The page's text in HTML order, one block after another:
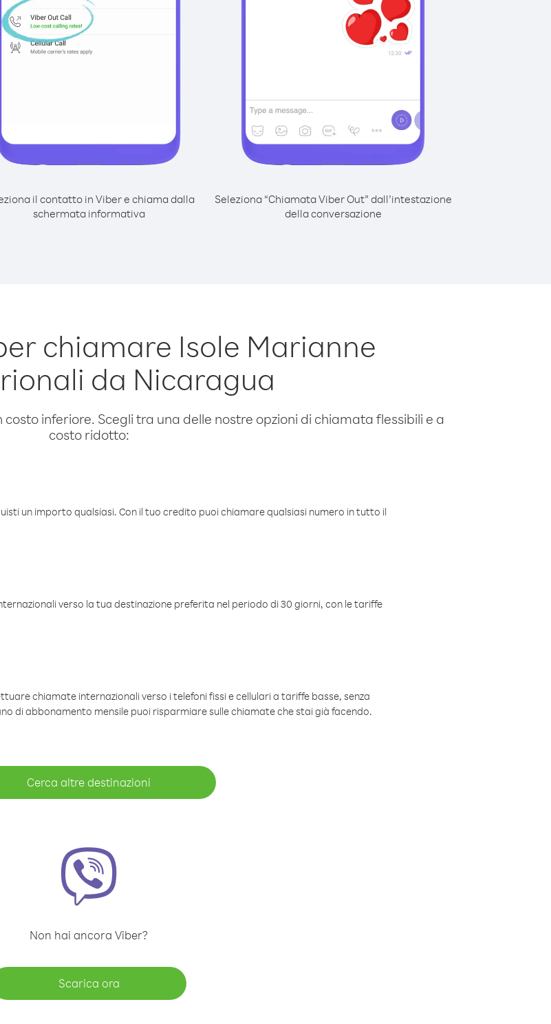
il contatto in Viber e chiama dalla
schermata informativa
Seleziona “Chiamata Viber Out” dall’intestazione
della conversazione
chiamare Isole Marianne
da Nicaragua
inferiore. Scegli tra una delle nostre opzioni di chiamata flessibili e a
costo ridotto:
un importo qualsiasi. Con il tuo credito puoi chiamare qualsiasi numero in tutto il
verso la tua destinazione preferita nel periodo di 30 giorni, con le tariffe
chiamate internazionali verso i telefoni fissi e cellulari a tariffe basse, senza
di abbonamento mensile puoi risparmiare sulle chiamate che stai già facendo.
Cerca altre destinazioni
Non hai ancora Viber?
Scarica ora